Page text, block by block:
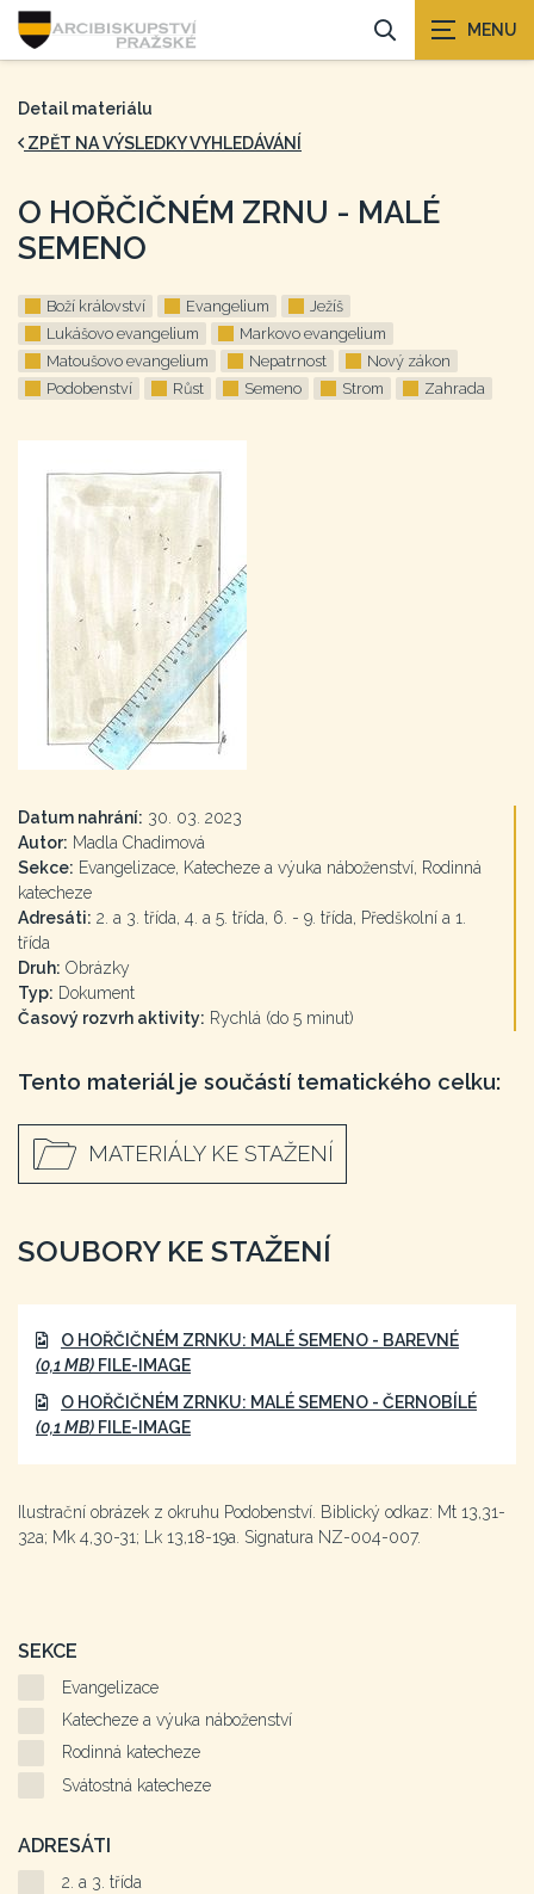
Detail materiálu
ZPĚT NA VÝSLEDKY VYHLEDÁVÁNÍ
O HOŘČIČNÉM ZRNU - MALÉ
SEMENO
Boží království Evangelium
Ježíš
Lukášovo evangelium
Markovo evangelium
Matoušovo evangelium
Nepatrnost
Nový zákon
Podobenství
Růst Semeno Strom Zahrada
Datum nahrání: 30. 03. 2023
Autor: Madla Chadimová
Sekce: Evangelizace, Katecheze a výuka náboženství, Rodinná
katecheze
Adresáti: 2. a 3. třída, 4. a 5. třída, 6. - 9. třída, Předškolní a 1.
třída
Druh: Obrázky
Typ: Dokument
Časový rozvrh aktivity: Rychlá (do 5 minut)
Tento materiál je součástí tematického celku:
MATERIÁLY KE STAŽENÍ
SOUBORY KE STAŽENÍ
O HOŘČIČNÉM ZRNKU: MALÉ SEMENO - BAREVNÉ
(0,1 MB) FILE-IMAGE
O HOŘČIČNÉM ZRNKU: MALÉ SEMENO - ČERNOBÍLÉ
(0,1 MB) FILE-IMAGE
Ilustrační obrázek z okruhu Podobenství. Biblický odkaz: Mt 13,31-
32a; Mk 4,30-31; Lk 13,18-19a. Signatura NZ-004-007.
SEKCE
Evangelizace
Katecheze a výuka náboženství
Rodinná katecheze
Svátostná katecheze
ADRESÁTI
2. a 3. třída